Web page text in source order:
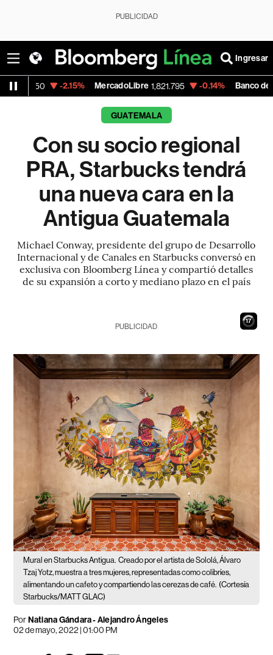
PUBLICIDAD
Ingresar
MercadoLibre 1,821.795 -0.14% Banco de Bogota
GUATEMALA
Con su socio regional
PRA, Starbucks tendrá
una nueva cara en la
Antigua Guatemala
Michael Conway, presidente del grupo de Desarrollo
Internacional y de Canales en Starbucks conversó en
exclusiva con Bloomberg Línea y compartió detalles
de su expansión a corto y mediano plazo en el país
16
PUBLICIDAD
Mural en Starbucks Antigua. Creado por el artista de Sololá, Álvaro
Tzaj Yotz, muestra a tres mujeres, representadas como colibríes,
alimentando un cafeto y compartiendo las cerezas de café. (Cortesía
Starbucks/MATT GLAC)
PorNatiana Gándara-Alejandro Ángeles
02 de mayo, 2022 | 01:00 PM